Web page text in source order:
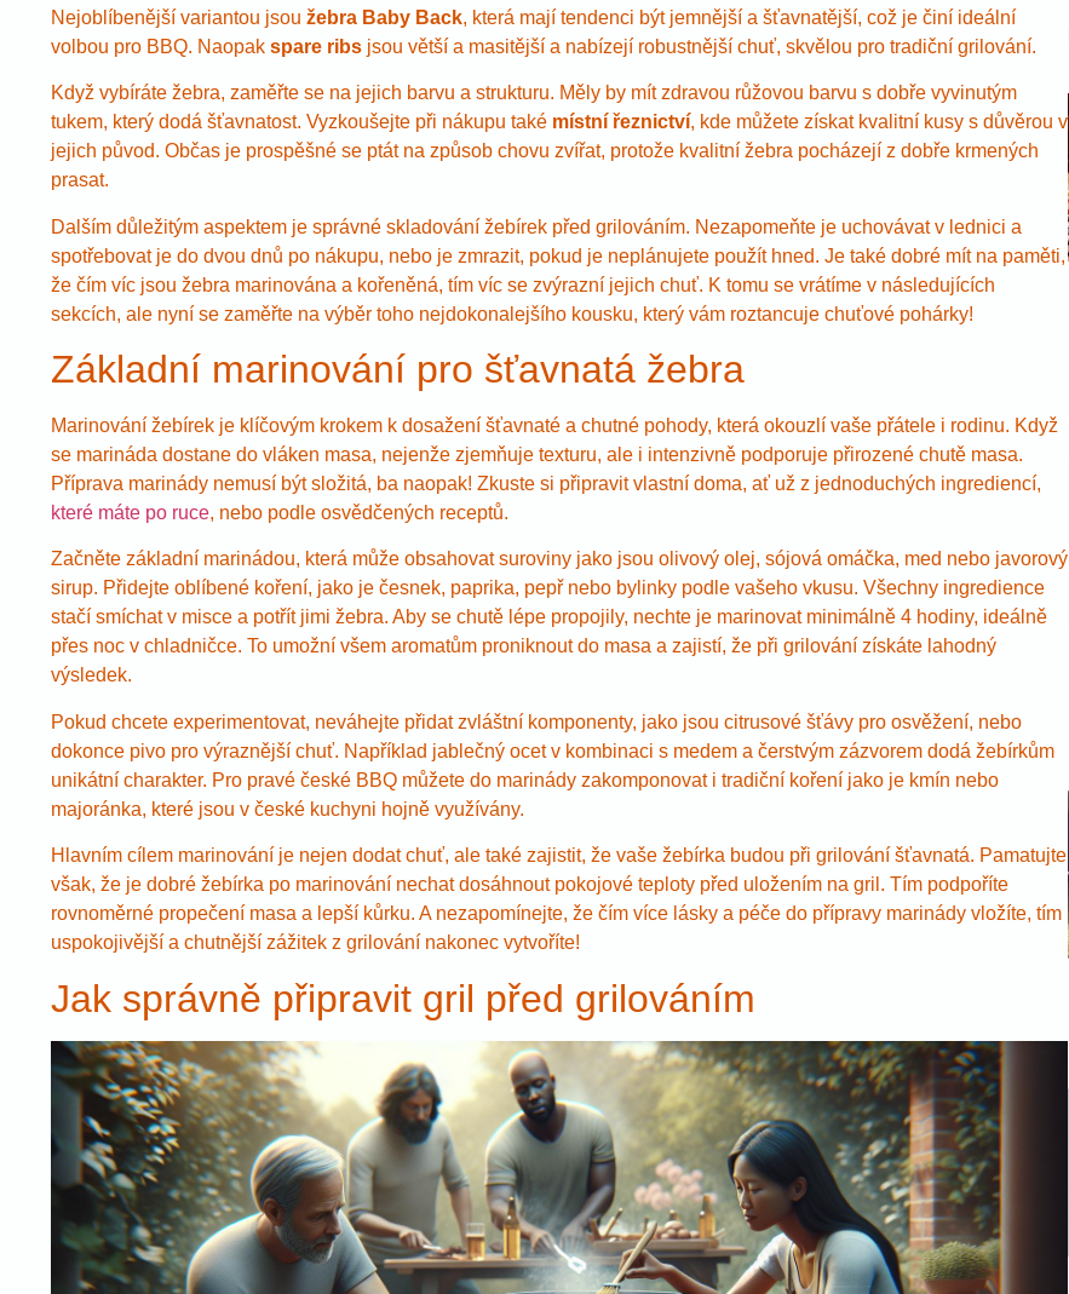
Nejoblíbenější variantou jsou žebra Baby Back, která mají tendenci být jemnější a šťavnatější, což je činí ideální
volbou pro BBQ. Naopak spare ribs jsou větší a masitější a nabízejí robustnější chuť, skvělou pro tradiční grilování.
Když vybíráte žebra, zaměřte se na jejich barvu a strukturu. Měly by mít zdravou růžovou barvu s dobře vyvinutým
tukem, který dodá šťavnatost. Vyzkoušejte při nákupu také místní řeznictví, kde můžete získat kvalitní kusy s důvěrou v
jejich původ. Občas je prospěšné se ptát na způsob chovu zvířat, protože kvalitní žebra pocházejí z dobře krmených
prasat.
Dalším důležitým aspektem je správné skladování žebírek před grilováním. Nezapomeňte je uchovávat v lednici a
spotřebovat je do dvou dnů po nákupu, nebo je zmrazit, pokud je neplánujete použít hned. Je také dobré mít na paměti,
že čím víc jsou žebra marinována a kořeněná, tím víc se zvýrazní jejich chuť. K tomu se vrátíme v následujících
sekcích, ale nyní se zaměřte na výběr toho nejdokonalejšího kousku, který vám roztancuje chuťové pohárky!
Základní marinování pro šťavnatá žebra
Marinování žebírek je klíčovým krokem k dosažení šťavnaté a chutné pohody, která okouzlí vaše přátele i rodinu. Když
se marináda dostane do vláken masa, nejenže zjemňuje texturu, ale i intenzivně podporuje přirozené chutě masa.
Příprava marinády nemusí být složitá, ba naopak! Zkuste si připravit vlastní doma, ať už z jednoduchých ingrediencí,
které máte po ruce, nebo podle osvědčených receptů.
Začněte základní marinádou, která může obsahovat suroviny jako jsou olivový olej, sójová omáčka, med nebo javorový
sirup. Přidejte oblíbené koření, jako je česnek, paprika, pepř nebo bylinky podle vašeho vkusu. Všechny ingredience
stačí smíchat v misce a potřít jimi žebra. Aby se chutě lépe propojily, nechte je marinovat minimálně 4 hodiny, ideálně
přes noc v chladničce. To umožní všem aromatům proniknout do masa a zajistí, že při grilování získáte lahodný
výsledek.
Pokud chcete experimentovat, neváhejte přidat zvláštní komponenty, jako jsou citrusové šťávy pro osvěžení, nebo
dokonce pivo pro výraznější chuť. Například jablečný ocet v kombinaci s medem a čerstvým zázvorem dodá žebírkům
unikátní charakter. Pro pravé české BBQ můžete do marinády zakomponovat i tradiční koření jako je kmín nebo
majoránka, které jsou v české kuchyni hojně využívány.
Hlavním cílem marinování je nejen dodat chuť, ale také zajistit, že vaše žebírka budou při grilování šťavnatá. Pamatujte
však, že je dobré žebírka po marinování nechat dosáhnout pokojové teploty před uložením na gril. Tím podpoříte
rovnoměrné propečení masa a lepší kůrku. A nezapomínejte, že čím více lásky a péče do přípravy marinády vložíte, tím
uspokojivější a chutnější zážitek z grilování nakonec vytvoříte!
Jak správně připravit gril před grilováním